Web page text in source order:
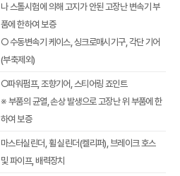
나 스톨시험에 의해 고지가 안된 고장난 변속기 부
품에 한하여 보증
○ 수동변속기 케이스, 싱크로매시기구, 각단 기어
(부축제외)
○파워펌프, 조향기어, 스티어링 죠인트
※ 부품의 균열, 손상 발생으로 고장난 위 부품에 한
하여 보증
마스터실린더, 휠 실린더(켈리퍼), 브레이크 호스
및 파이프, 배력장치